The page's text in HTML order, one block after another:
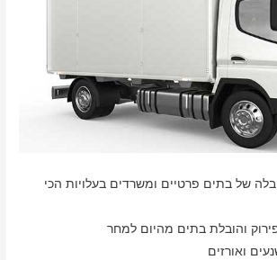
של בתים פרטיים ומשרדים בעלויות הכי
פירוק והובלת בתים מהיום למחר
ואורזים